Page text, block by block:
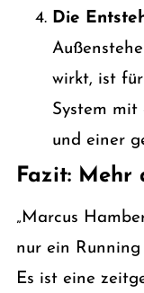
Die
wirkt, ist
System mit
und einer
Fazit: Mehr
„Marcus
nur ein
Es ist eine